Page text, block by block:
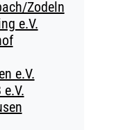
Zodeln
e.V.
e.V.